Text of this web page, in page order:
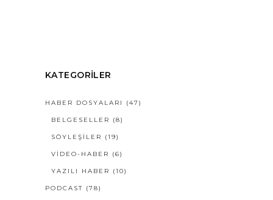
KATEGORILER
HABER DOSYALARI (47)
BELGESELLER (8)
SÖYLEŞILER (19)
VIDEO-HABER (6)
YAZILI HABER (10)
PODCAST (78)